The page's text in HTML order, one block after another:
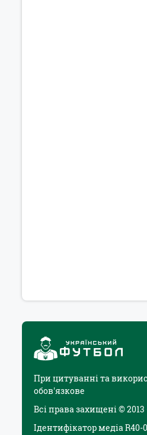
При цитуванні та
обов'язкове
Всі права захищені ©
Ідентифікатор медіа R40-